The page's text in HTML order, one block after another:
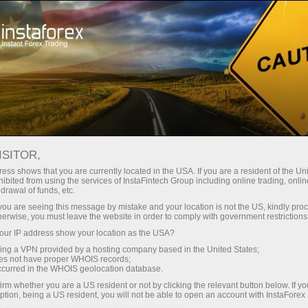
Con InstaForex obtiene acceso a
competitivas: apalancamiento de
hasta 1:5000, unos de los mejores
spreads y comisiones del
mercado, así como condiciones
atractivas para operar con
acciones e índices.
Spreads mínimos
Bono del 30%
en cada depósito
Velocidad
en el trading y en la pista
shows that you are currently located in the USA. If you are a resident of the
from using the services of InstaFintech Group including online trading,
of funds, etc.
are seeing this message by mistake and your location is not the US, kindly
you must leave the website in order to comply with government
IP address show your location as the USA?
a VPN provided by a hosting company based in the United States;
not have proper WHOIS records;
in the WHOIS geolocation database.
whether you are a US resident or not by clicking the relevant button below. If
being a US resident, you will not be able to open an account with InstaForex